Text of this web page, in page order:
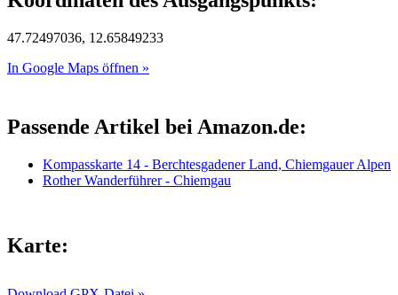
47.72497036, 12.65849233
In Google Maps öffnen »
Passende Artikel bei Amazon.de:
Kompasskarte 14 - Berchtesgadener Land, Chiemgauer Alpen
Rother Wanderführer - Chiemgau
Karte: